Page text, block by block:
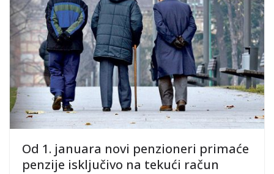
Od 1. januara novi penzioneri primaće
penzije isključivo na tekući račun